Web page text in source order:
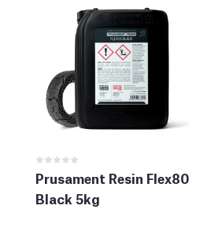
Prusament Resin Flex80
Black 5kg